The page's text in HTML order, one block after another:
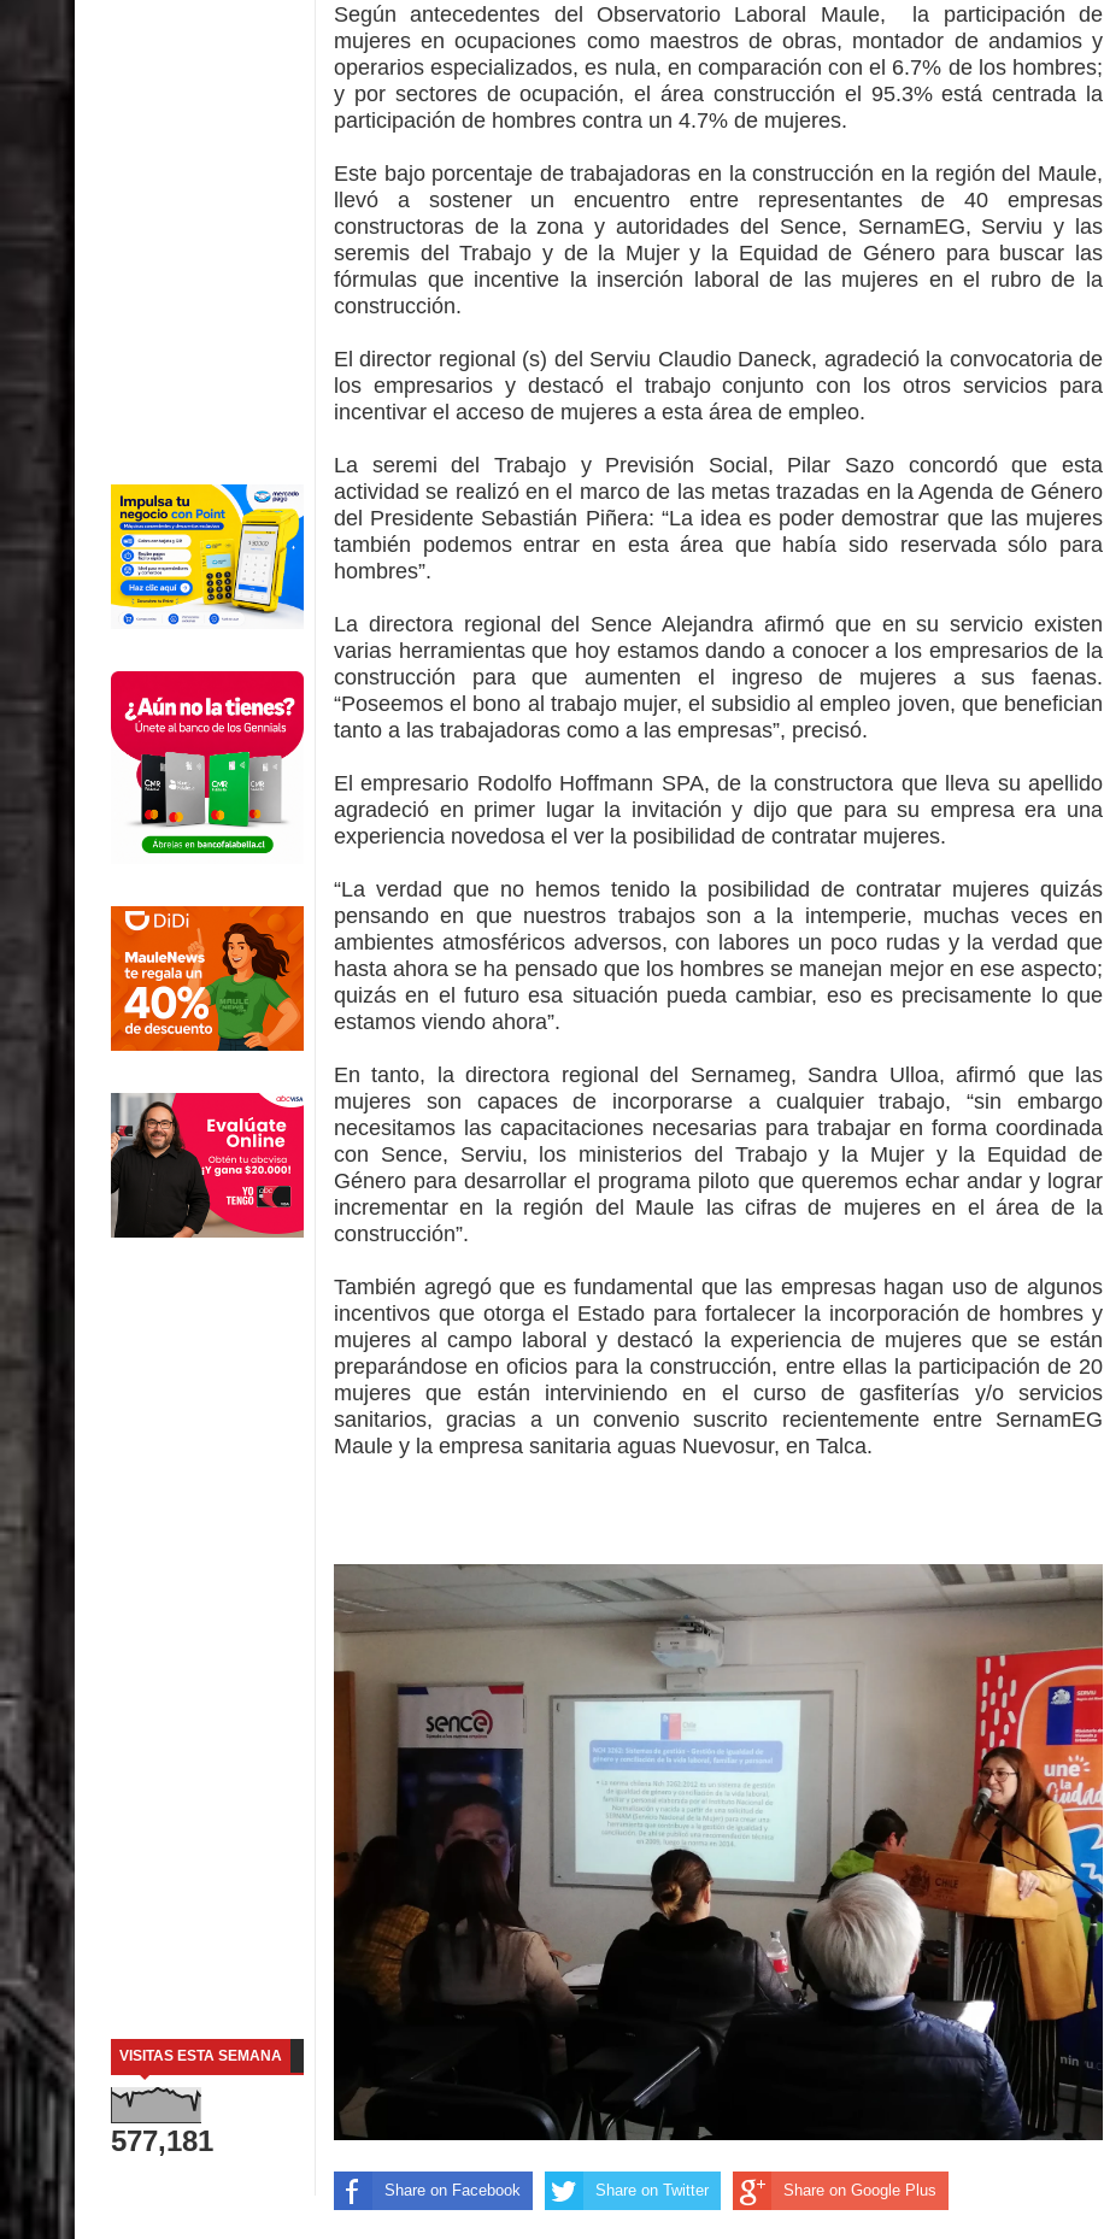
VISITAS ESTA SEMANA
577,181
Según antecedentes del Observatorio Laboral Maule, la participación de
mujeres en ocupaciones como maestros de obras, montador de andamios y
operarios especializados, es nula, en comparación con el 6.7% de los hombres;
y por sectores de ocupación, el área construcción el 95.3% está centrada la
participación de hombres contra un 4.7% de mujeres.
Este bajo porcentaje de trabajadoras en la construcción en la región del Maule,
llevó a sostener un encuentro entre representantes de 40 empresas
constructoras de la zona y autoridades del Sence, SernamEG, Serviu y las
seremis del Trabajo y de la Mujer y la Equidad de Género para buscar las
fórmulas que incentive la inserción laboral de las mujeres en el rubro de la
construcción.
El director regional (s) del Serviu Claudio Daneck, agradeció la convocatoria de
los empresarios y destacó el trabajo conjunto con los otros servicios para
incentivar el acceso de mujeres a esta área de empleo.
La seremi del Trabajo y Previsión Social, Pilar Sazo concordó que esta
actividad se realizó en el marco de las metas trazadas en la Agenda de Género
del Presidente Sebastián Piñera: “La idea es poder demostrar que las mujeres
también podemos entrar en esta área que había sido reservada sólo para
hombres”.
La directora regional del Sence Alejandra afirmó que en su servicio existen
varias herramientas que hoy estamos dando a conocer a los empresarios de la
construcción para que aumenten el ingreso de mujeres a sus faenas.
“Poseemos el bono al trabajo mujer, el subsidio al empleo joven, que benefician
tanto a las trabajadoras como a las empresas”, precisó.
El empresario Rodolfo Hoffmann SPA, de la constructora que lleva su apellido
agradeció en primer lugar la invitación y dijo que para su empresa era una
experiencia novedosa el ver la posibilidad de contratar mujeres.
“La verdad que no hemos tenido la posibilidad de contratar mujeres quizás
pensando en que nuestros trabajos son a la intemperie, muchas veces en
ambientes atmosféricos adversos, con labores un poco rudas y la verdad que
hasta ahora se ha pensado que los hombres se manejan mejor en ese aspecto;
quizás en el futuro esa situación pueda cambiar, eso es precisamente lo que
estamos viendo ahora”.
En tanto, la directora regional del Sernameg, Sandra Ulloa, afirmó que las
mujeres son capaces de incorporarse a cualquier trabajo, “sin embargo
necesitamos las capacitaciones necesarias para trabajar en forma coordinada
con Sence, Serviu, los ministerios del Trabajo y la Mujer y la Equidad de
Género para desarrollar el programa piloto que queremos echar andar y lograr
incrementar en la región del Maule las cifras de mujeres en el área de la
construcción”.
También agregó que es fundamental que las empresas hagan uso de algunos
incentivos que otorga el Estado para fortalecer la incorporación de hombres y
mujeres al campo laboral y destacó la experiencia de mujeres que se están
preparándose en oficios para la construcción, entre ellas la participación de 20
mujeres que están interviniendo en el curso de gasfiterías y/o servicios
sanitarios, gracias a un convenio suscrito recientemente entre SernamEG
Maule y la empresa sanitaria aguas Nuevosur, en Talca.
Share on Facebook Share on Twitter Share on Google Plus